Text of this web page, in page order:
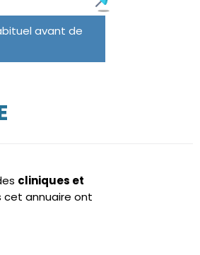
avant de
cliniques et
annuaire ont